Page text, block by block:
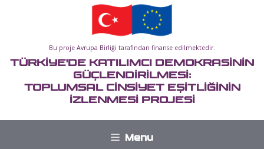
Bu proje Avrupa Birliği tarafından finanse edilmektedir.
TÜRKİYE'DE KATILIMCI DEMOKRASİNİN
GÜÇLENDİRİLMESİ:
TOPLUMSAL CİNSİYET EŞİTLİĞİNİN
İZLENMESİ PROJESİ
Menu